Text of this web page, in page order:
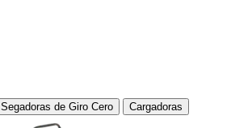
Segadoras de Giro Cero Cargadoras